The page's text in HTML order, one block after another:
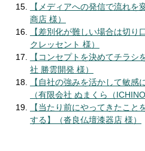
【メディアへの発信で流れ
商店 様）
【差別化が難しい場合は切り
クレッセント 様）
【コンセプトを決めてチラ
社 勝雲開発 様）
【自社の強みを活かして敏感
（有限会社 ぬまくら（
【当たり前にやってきたこと
する】（沓良仏壇漆器店 様）